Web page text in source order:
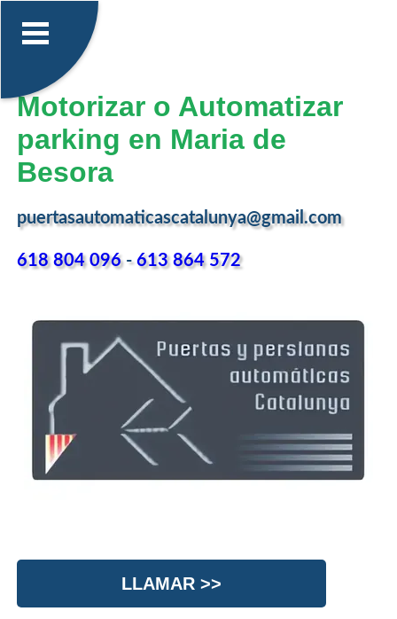
Motorizar o Automatizar
parking en Maria de
Besora
puertasautomaticascatalunya@gmail.com
618 804 096-613 864 572
LLAMAR >>